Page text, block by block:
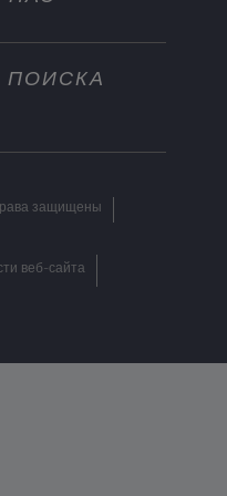
Hemiksem
защищены
веб-сайта